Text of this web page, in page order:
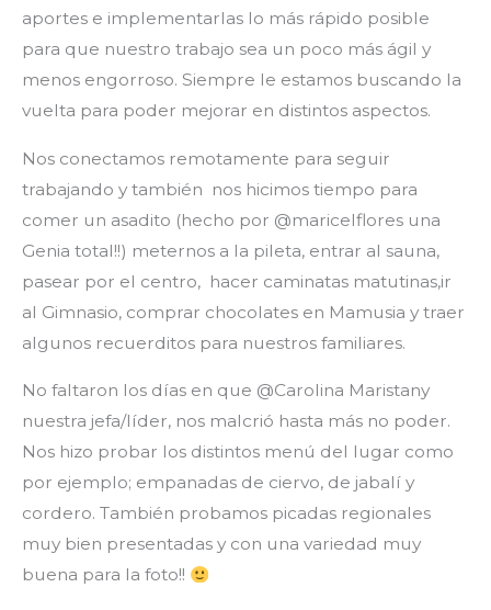
aportes e implementarlas lo más rápido posible
para que nuestro trabajo sea un poco más ágil y
menos engorroso. Siempre le estamos buscando la
vuelta para poder mejorar en distintos aspectos.
Nos conectamos remotamente para seguir
trabajando y también nos hicimos tiempo para
comer un asadito (hecho por @maricelflores una
Genia total!!) meternos a la pileta, entrar al sauna,
pasear por el centro, hacer caminatas matutinas,ir
al Gimnasio, comprar chocolates en Mamusia y traer
algunos recuerditos para nuestros familiares.
No faltaron los días en que @Carolina Maristany
nuestra jefa/líder, nos malcrió hasta más no poder.
Nos hizo probar los distintos menú del lugar como
por ejemplo; empanadas de ciervo, de jabalí y
cordero. También probamos picadas regionales
muy bien presentadas y con una variedad muy
buena para la foto!!